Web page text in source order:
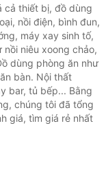
cả thiết bị, đồ dùng
nồi điện, bình đun,
máy xay sinh tố,
niêu xoong chảo,
dùng phòng ăn như
bàn. Nội thất
bar, tủ bếp... Bằng
chúng tôi đã tổng
giá, tìm giá rẻ nhất